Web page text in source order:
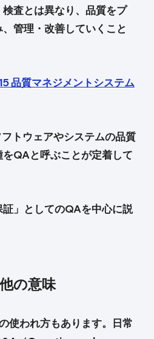
査とは異なり、品質をプ
管理・改善していくこと
品質マネジメントシステム
トウェアやシステムの品質
QAと呼ぶことが定着して
」としてのQAを中心に説
の意味
使われ方もあります。日常